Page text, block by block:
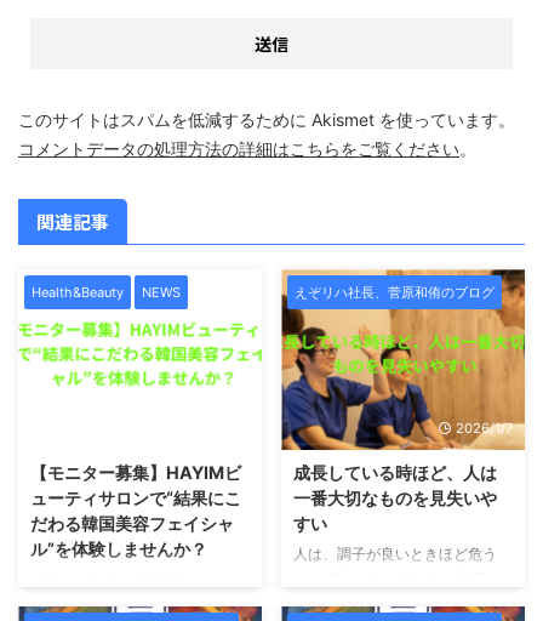
このサイトはスパムを低減するために Akismet を使っています。
コメントデータの処理方法の詳細はこちらをご覧ください。
関連記事
Health&Beauty NEWS
【モニター募集】HAYIMビ
ューティサロンで“結果にこ
だわる韓国美容フェイシャ
ル”を体験しませんか？
ャルを受けたい方へ。この度、
えぞリハ社長、菅原和侑のブログ
2026/1/7
成長している時ほど、人は
一番大切なものを見失いや
すい
人は、調子が良いときほど危う
れている。影響力が出てきた。周